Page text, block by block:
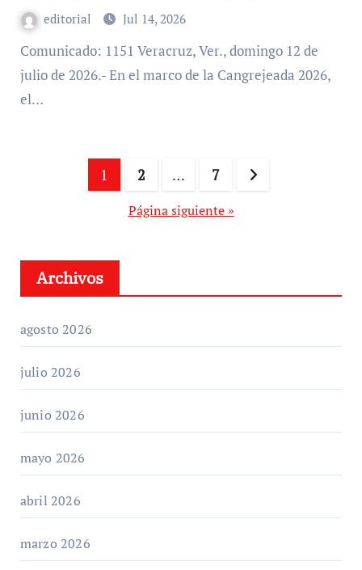
editorial Jul 14, 2026
Comunicado: 1151 Veracruz, Ver., domingo 12 de
julio de 2026.- En el marco de la Cangrejeada 2026,
el…
Paginación
1 2 … 7
Página siguiente »
Archivos
agosto 2026
julio 2026
junio 2026
mayo 2026
abril 2026
marzo 2026